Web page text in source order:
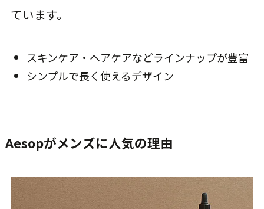
ています。
スキンケア・ヘアケアなどラインナップが豊富
シンプルで長く使えるデザイン
Aesopがメンズに人気の理由